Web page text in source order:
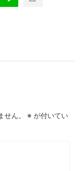
ん。 ※ が付いてい